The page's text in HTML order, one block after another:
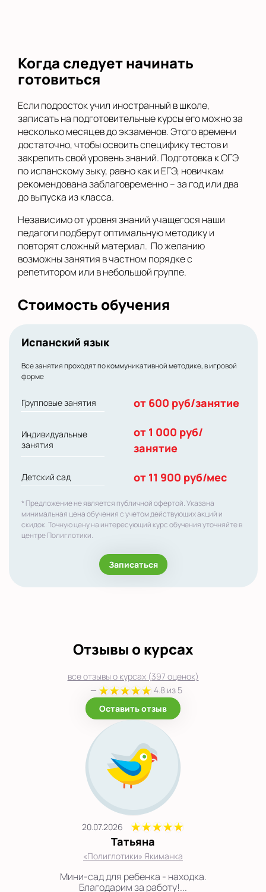
Когда следует начинать
готовиться
Если подросток учил иностранный в школе,
записать на подготовительные курсы его можно за
несколько месяцев до экзаменов. Этого времени
достаточно, чтобы освоить специфику тестов и
закрепить свой уровень знаний. Подготовка к ОГЭ
по испанскому зыку, равно как и ЕГЭ, новичкам
рекомендована заблаговременно – за год или два
до выпуска из класса.
Независимо от уровня знаний учащегося наши
педагоги подберут оптимальную методику и
повторят сложный материал. По желанию
возможны занятия в частном порядке с
репетитором или в небольшой группе.
Стоимость обучения
Испанский язык
Все занятия проходят по коммуникативной методике, в игровой
форме
Групповые занятия от 600 руб/занятие
Индивидуальные
занятия
от 1 000 руб/
занятие
Детский сад от 11 900 руб/мес
* Предложение не является публичной офертой. Указана
минимальная цена обучения с учетом действующих акций и
скидок. Точную цену на интересующий курс обучения уточняйте в
центре Полиглотики.
Записаться
Отзывы о курсах
все отзывы о курсах (397 оценок)
—
4.8 из 5
Оставить отзыв
20.07.2026
Татьяна
«Полиглотики» Якиманка
Мини-сад для ребенка - находка.
Благодарим за работу!...